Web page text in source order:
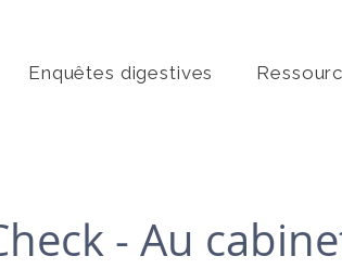
Enquêtes digestives
- Au